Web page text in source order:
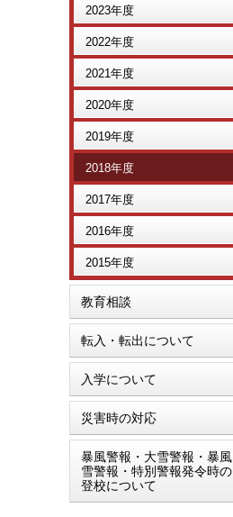
2023年度
2022年度
2021年度
2020年度
2019年度
2018年度
2017年度
2016年度
2015年度
教育相談
転入・転出について
入学について
災害時の対応
暴風警報・大雪警報・暴風
雪警報・特別警報発令時の
登校について